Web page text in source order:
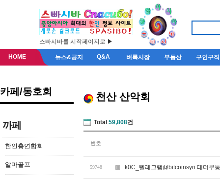
스빠시바를 시작페이지로 ▶
HOME 뉴스&공지 Q&A 벼룩시장 부동산 구인구직
카페/동호회
까페
한인총연합회
알마골프
천산 산악회
Total 59,808건
번호
59748 k0C_텔레그램@bitcoinsyri 테더무